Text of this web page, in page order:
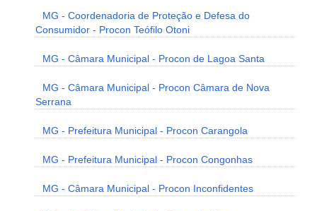
MG - Coordenadoria de Proteção e Defesa do
Consumidor - Procon Teófilo Otoni
MG - Câmara Municipal - Procon de Lagoa Santa
MG - Câmara Municipal - Procon Câmara de Nova
Serrana
MG - Prefeitura Municipal - Procon Carangola
MG - Prefeitura Municipal - Procon Congonhas
MG - Câmara Municipal - Procon Inconfidentes